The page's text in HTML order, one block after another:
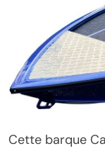
Cette barque